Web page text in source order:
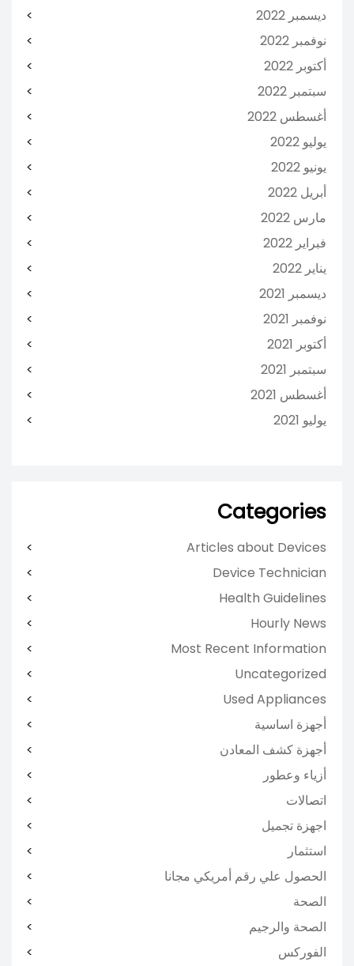
ديسمبر 2022
نوفمبر 2022
أكتوبر 2022
سبتمبر 2022
أغسطس 2022
يوليو 2022
يونيو 2022
أبريل 2022
مارس 2022
فبراير 2022
يناير 2022
ديسمبر 2021
نوفمبر 2021
أكتوبر 2021
سبتمبر 2021
أغسطس 2021
يوليو 2021
Categories
Articles about Devices
Device Technician
Health Guidelines
Hourly News
Most Recent Information
Uncategorized
Used Appliances
أجهزة اساسية
أجهزة كشف المعادن
أزياء وعطور
اتصالات
اجهزة تجميل
استثمار
الحصول علي رقم أمريكي مجانا
الصحة
الصحة والرجيم
الفوركس